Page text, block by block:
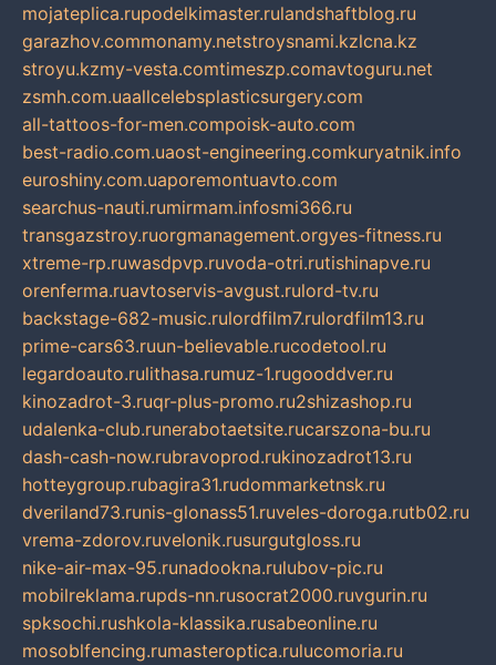
mojateplica.rupodelkimaster.rulandshaftblog.ru
garazhov.commonamy.netstroysnami.kzlcna.kz
stroyu.kzmy-vesta.comtimeszp.comavtoguru.net
zsmh.com.uaallcelebsplasticsurgery.com
all-tattoos-for-men.compoisk-auto.com
best-radio.com.uaost-engineering.comkuryatnik.info
euroshiny.com.uaporemontuavto.com
searchus-nauti.rumirmam.infosmi366.ru
transgazstroy.ruorgmanagement.orgyes-fitness.ru
xtreme-rp.ruwasdpvp.ruvoda-otri.rutishinapve.ru
orenferma.ruavtoservis-avgust.rulord-tv.ru
backstage-682-music.rulordfilm7.rulordfilm13.ru
prime-cars63.ruun-believable.rucodetool.ru
legardoauto.rulithasa.rumuz-1.rugooddver.ru
kinozadrot-3.ruqr-plus-promo.ru2shizashop.ru
udalenka-club.runerabotaetsite.rucarszona-bu.ru
dash-cash-now.rubravoprod.rukinozadrot13.ru
hotteygroup.rubagira31.rudommarketnsk.ru
dveriland73.runis-glonass51.ruveles-doroga.rutb02.ru
vrema-zdorov.ruvelonik.rusurgutgloss.ru
nike-air-max-95.runadookna.rulubov-pic.ru
mobilreklama.rupds-nn.rusocrat2000.ruvgurin.ru
spksochi.rushkola-klassika.rusabeonline.ru
mosoblfencing.rumasteroptica.rulucomoria.ru